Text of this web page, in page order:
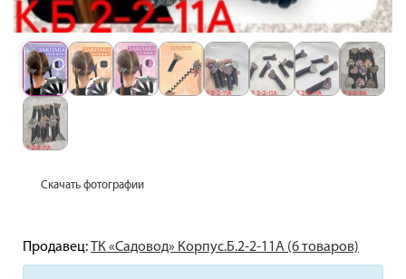
Скачать фотографии
Продавец:ТК «Садовод» Корпус.Б.2-2-11А (6 товаров)